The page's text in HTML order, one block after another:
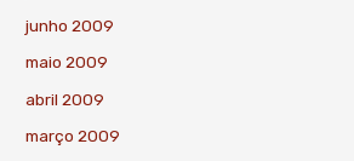
junho 2009
maio 2009
abril 2009
março 2009